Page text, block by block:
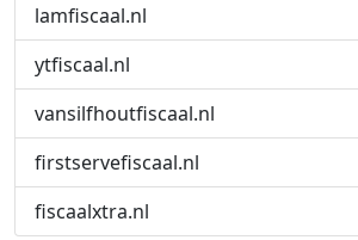
lamfiscaal.nl
ytfiscaal.nl
vansilfhoutfiscaal.nl
firstservefiscaal.nl
fiscaalxtra.nl